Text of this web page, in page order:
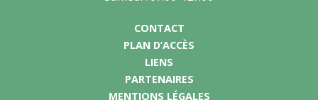
CONTACT
PLAN D’ACCÈS
LIENS
PARTENAIRES
MENTIONS LÉGALES